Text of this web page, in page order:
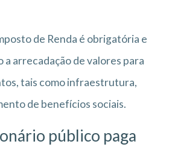
de Renda é obrigatória e
arrecadação de valores para
tais como infraestrutura,
de benefícios sociais.
público paga